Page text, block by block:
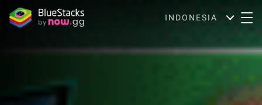
INDONESIA